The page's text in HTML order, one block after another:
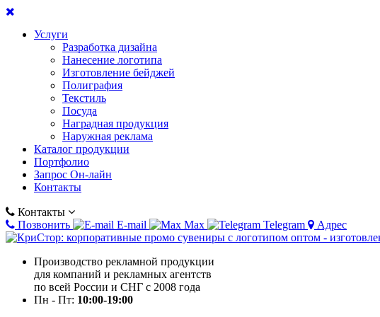
Услуги
Разработка дизайна
Нанесение логотипа
Изготовление бейджей
Полиграфия
Текстиль
Посуда
Наградная продукция
Наружная реклама
Каталог продукции
Портфолио
Запрос Он-лайн
Контакты
Контакты
Позвонить
E-mail Max Telegram Адрес
Производство рекламной продукции
для компаний и рекламных агентств
по всей России и СНГ с 2008 года
Пн - Пт: 10:00-19:00